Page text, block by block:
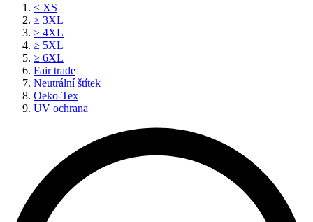
≤ XS
≥ 3XL
≥ 4XL
≥ 5XL
≥ 6XL
Fair trade
Neutrální štítek
Oeko-Tex
UV ochrana